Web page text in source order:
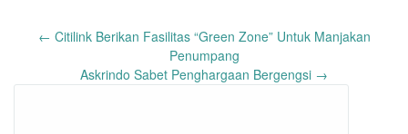
Post← Citilink Berikan Fasilitas “Green Zone” Untuk Manjakan
Penumpang
Askrindo Sabet Penghargaan Bergengsi →